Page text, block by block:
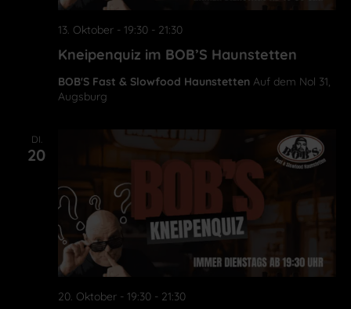
Kneipenquiz im BOB’S Haunstetten
13. Oktober - 19:30- 21:30
BOB'S Fast & Slowfood Haunstetten Auf dem Nol 31,
Augsburg
DI.
20
20. Oktober - 19:30- 21:30